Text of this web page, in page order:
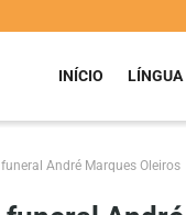
INÍCIO LÍNGUA
funeral André Marques Oleiros